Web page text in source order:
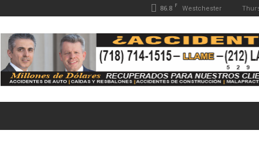
86.8 F Westchester